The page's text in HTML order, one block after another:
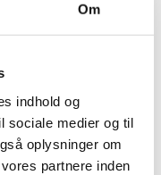
Om
indhold og
sociale medier og til
oplysninger om
partnere inden
til
Rigmor